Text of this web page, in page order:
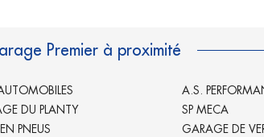
Premier à proximité
DU PLANTY
PNEUS
A.S.
SP MECA
GARAGE DE